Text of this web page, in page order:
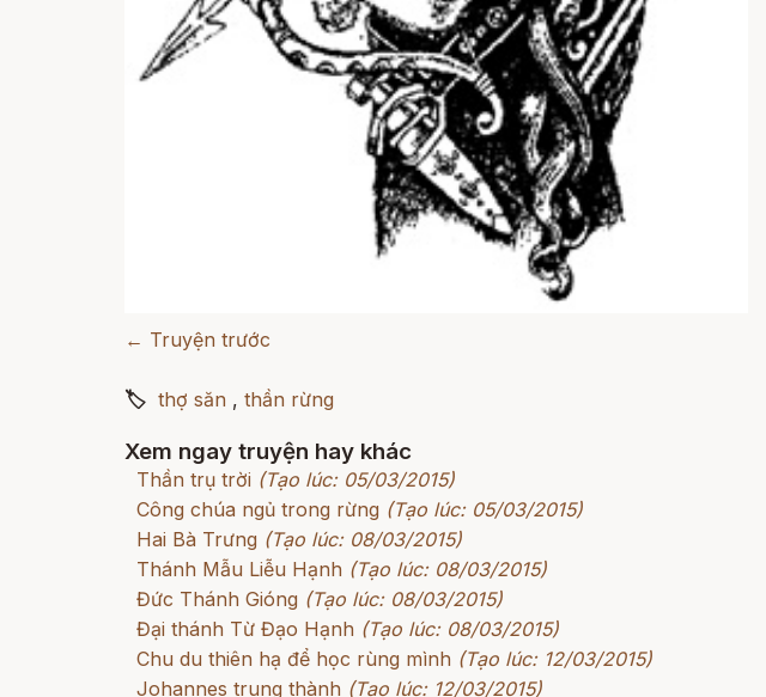
← Truyện trước
🏷 thợ săn , thần rừng
Xem ngay truyện hay khác
Thần trụ trời (Tạo lúc: 05/03/2015)
Công chúa ngủ trong rừng (Tạo lúc: 05/03/2015)
Hai Bà Trưng (Tạo lúc: 08/03/2015)
Thánh Mẫu Liễu Hạnh (Tạo lúc: 08/03/2015)
Đức Thánh Gióng (Tạo lúc: 08/03/2015)
Đại thánh Từ Đạo Hạnh (Tạo lúc: 08/03/2015)
Chu du thiên hạ để học rùng mình (Tạo lúc: 12/03/2015)
Johannes trung thành (Tạo lúc: 12/03/2015)